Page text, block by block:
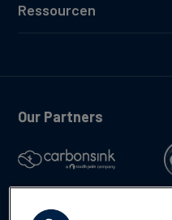
Ressourcen
Our Partners